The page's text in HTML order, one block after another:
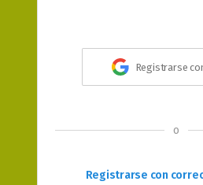
Registrarse
o
Registrarse con